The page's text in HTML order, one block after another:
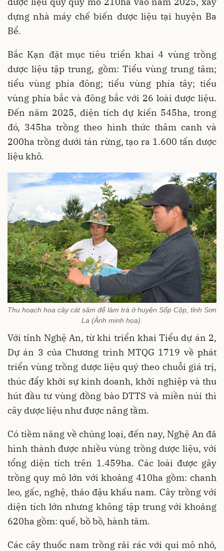
dựng nhà máy chế biến dược liệu tại huyện Ba
Bể.
Bắc Kạn đặt mục tiêu triển khai 4 vùng trồng
dược liệu tập trung, gồm: Tiểu vùng trung tâm;
tiểu vùng phía đông; tiểu vùng phía tây; tiểu
vùng phía bắc và đông bắc với 26 loài dược liệu.
Ðến năm 2025, diện tích dự kiến 545ha, trong
đó, 345ha trồng theo hình thức thâm canh và
200ha trồng dưới tán rừng, tạo ra 1.600 tấn dược
liệu khô.
Thu hoạch hoa cây cát sâm để làm trà ở huyện Sốp Cộp, tỉnh Sơn
La (Ảnh minh họa).
Với tỉnh Nghệ An, từ khi triển khai Tiểu dự án 2,
Dự án 3 của Chương trình MTQG 1719 về phát
triển vùng trồng dược liệu quý theo chuỗi giá trị,
thúc đẩy khởi sự kinh doanh, khởi nghiệp và thu
hút đầu tư vùng đồng bào DTTS và miền núi thì
cây dược liệu như được nâng tầm.
Có tiềm năng về chủng loại, đến nay, Nghệ An đã
hình thành được nhiều vùng trồng dược liệu, với
tổng diện tích trên 1.459ha. Các loài được gây
trồng quy mô lớn với khoảng 410ha gồm: chanh
leo, gấc, nghệ, thảo đậu khấu nam. Cây trồng với
diện tích lớn nhưng không tập trung với khoảng
620ha gồm: quế, bồ bồ, hành tăm.
Các cây thuốc nam trồng rải rác với qui mô nhỏ,